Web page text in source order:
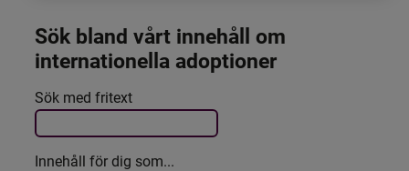
Sök bland vårt innehåll om
internationella adoptioner
Filtrera resultatet
Det här formuläret postas automatiskt
Sök med fritext
Innehåll för dig som...